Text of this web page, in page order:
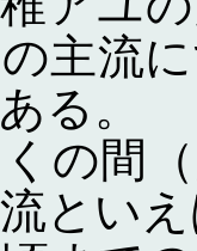
主流
る。
の間
とい